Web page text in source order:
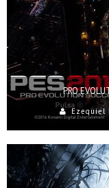
PRO
Ezequiel